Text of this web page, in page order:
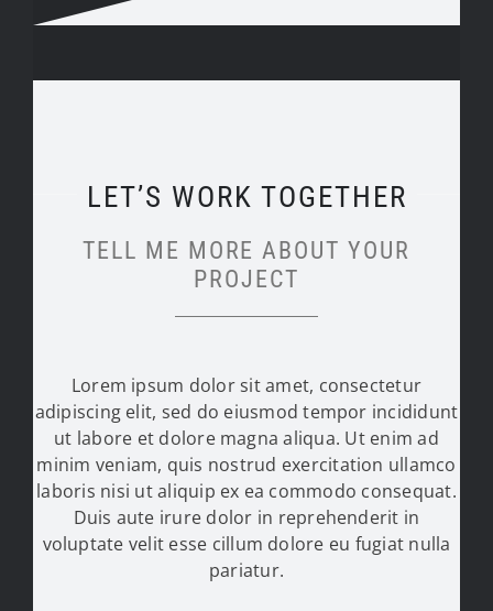
LET’S WORK TOGETHER
TELL ME MORE ABOUT YOUR
PROJECT
Lorem ipsum dolor sit amet, consectetur
adipiscing elit, sed do eiusmod tempor incididunt
ut labore et dolore magna aliqua. Ut enim ad
minim veniam, quis nostrud exercitation ullamco
laboris nisi ut aliquip ex ea commodo consequat.
Duis aute irure dolor in reprehenderit in
voluptate velit esse cillum dolore eu fugiat nulla
pariatur.